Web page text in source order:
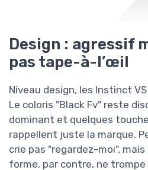
Design : agressif
pas tape-à-l’œil
Niveau design, les Instinct
Le coloris "Black Fv" reste
dominant et quelques
rappellent juste la marque.
crie pas "regardez-moi",
forme, par contre, ne trompe